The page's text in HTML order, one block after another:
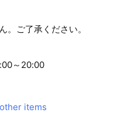
。ご了承ください。
～20:00
items